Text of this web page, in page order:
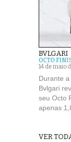
BVLGARI
OCTO
14 de maio
Durante
Bvlgari
seu Octo
apenas
VER